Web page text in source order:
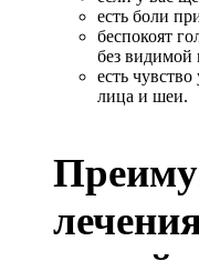
есть боли
беспокоят
без
есть
лица и шеи.